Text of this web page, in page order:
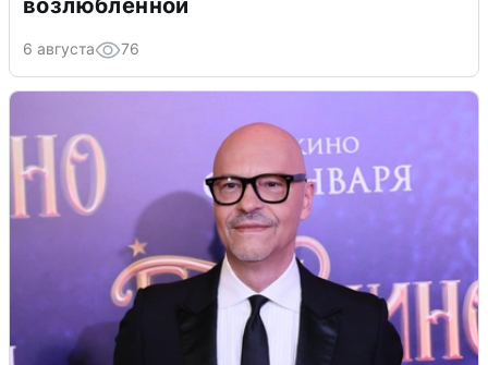
возлюбленной
6 августа 76